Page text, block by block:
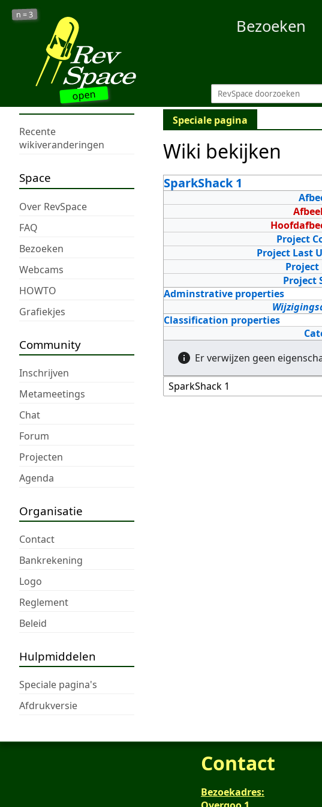
open
n =3
Bezoeken
Recente
wikiveranderingen
Space
Over RevSpace
FAQ
Bezoeken
Webcams
HOWTO
Grafiekjes
Community
Inschrijven
Metameetings
Chat
Forum
Projecten
Agenda
Organisatie
Contact
Bankrekening
Logo
Reglement
Beleid
Hulpmiddelen
Speciale pagina's
Afdrukversie
Speciale pagina
Wiki bekijken
SparkShack 1
Project
Project Last
Project
Project
Adminstrative properties
Classification properties
Er verwijzen geen
Contact
Bezoekadres: